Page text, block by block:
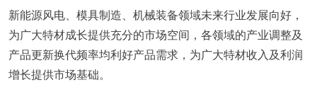
新能源风电、模具制造、机械装备领域未来行业发展向好，
为广大特材成长提供充分的市场空间，各领域的产业调整及
产品更新换代频率均利好产品需求，为广大特材收入及利润
增长提供市场基础。